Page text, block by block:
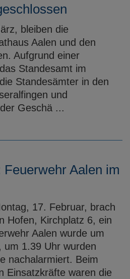
bleiben die
Aalen und den
Aufgrund einer
Standesamt im
Standesämter in den
und
Geschä ...
Feuerwehr Aalen im
17. Februar, brach
Hofen, Kirchplatz 6, ein
Aalen wurde um
um 1.39 Uhr wurden
nachalarmiert. Beim
Einsatzkräfte waren die